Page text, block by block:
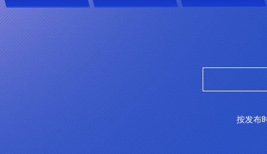
按发布